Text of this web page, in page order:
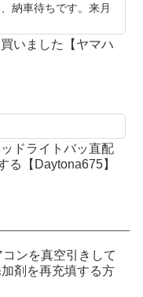
納車待ちです。来月
いました【ヤマハ
ドライトバッ直配
る【Daytona675】
コンを真空引きして
剤を再充填する方